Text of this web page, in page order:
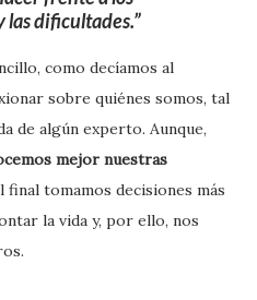
las dificultades.
como decíamos al
sobre quiénes somos, tal
de algún experto. Aunque,
mejor nuestras
final tomamos decisiones más
la vida y, por ello, nos